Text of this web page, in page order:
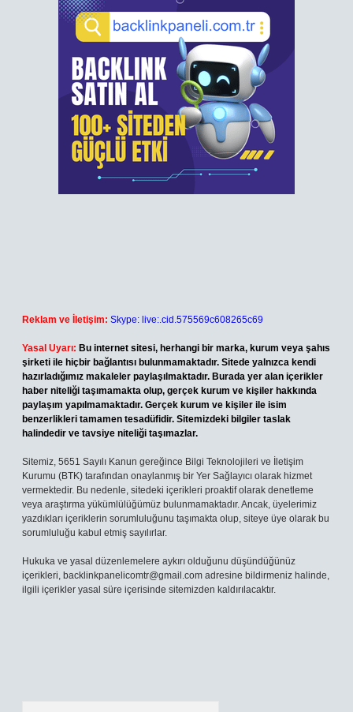
Reklam ve İletişim: Skype: live:.cid.575569c608265c69
Yasal Uyarı: Bu internet sitesi, herhangi bir marka, kurum veya şahıs
şirketi ile hiçbir bağlantısı bulunmamaktadır. Sitede yalnızca kendi
hazırladığımız makaleler paylaşılmaktadır. Burada yer alan içerikler
haber niteliği taşımamakta olup, gerçek kurum ve kişiler hakkında
paylaşım yapılmamaktadır. Gerçek kurum ve kişiler ile isim
benzerlikleri tamamen tesadüfidir. Sitemizdeki bilgiler taslak
halindedir ve tavsiye niteliği taşımazlar.
Sitemiz, 5651 Sayılı Kanun gereğince Bilgi Teknolojileri ve İletişim
Kurumu (BTK) tarafından onaylanmış bir Yer Sağlayıcı olarak hizmet
vermektedir. Bu nedenle, sitedeki içerikleri proaktif olarak denetleme
veya araştırma yükümlülüğümüz bulunmamaktadır. Ancak, üyelerimiz
yazdıkları içeriklerin sorumluluğunu taşımakta olup, siteye üye olarak bu
sorumluluğu kabul etmiş sayılırlar.
Hukuka ve yasal düzenlemelere aykırı olduğunu düşündüğünüz
içerikleri, backlinkpanelicomtr@gmail.com adresine bildirmeniz halinde,
ilgili içerikler yasal süre içerisinde sitemizden kaldırılacaktır.